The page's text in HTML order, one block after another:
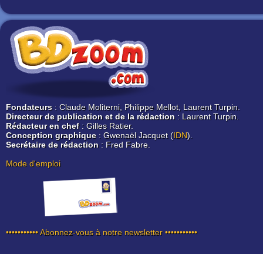
Fondateurs : Claude Moliterni, Philippe Mellot, Laurent Turpin.
Directeur de publication et de la rédaction : Laurent Turpin.
Rédacteur en chef: Gilles Ratier.
Conception graphique: Gwenaël Jacquet (IDN).
Secrétaire de rédaction : Fred Fabre.
Mode d'emploi
••••••••••• Abonnez-vous à notre newsletter •••••••••••